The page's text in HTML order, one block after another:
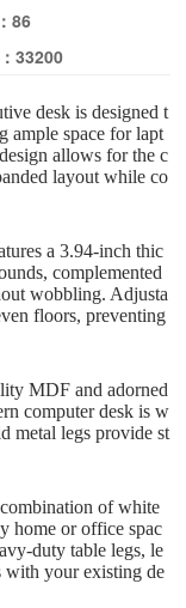
86
33200
desk is designed t
ample space for lapt
allows for the c
layout while co
a 3.94-inch thic
complemented
wobbling. Adjusta
floors, preventing
MDF and adorned
computer desk is w
metal legs provide st
of white
home or office spac
duty table legs, le
with your existing de